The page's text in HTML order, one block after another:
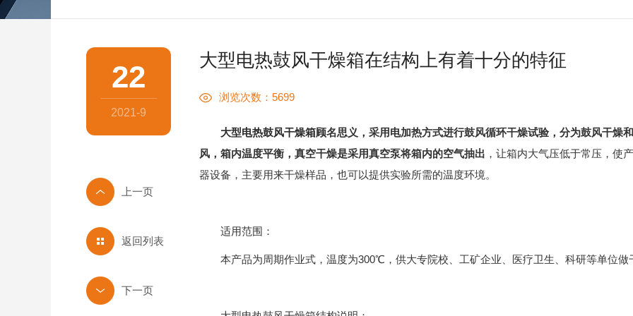
大型电热鼓风干燥箱在结构上有着十分的特征
浏览次数：5699
大型电热鼓风干燥箱顾名思义，采用电加热方式进行鼓风循环干燥试验，分为鼓风干燥
风，箱内温度平衡，真空干燥是采用真空泵将箱内的空气抽出 ，让箱内大气压低于常压，使
器设备，主要用来干燥样品，也可以提供实验所需的温度环境。
适用范围：
本产品为周期作业式，温度为300℃，供大专院校、工矿企业、医疗卫生、科研等单位做
22
2021-9
返回列表